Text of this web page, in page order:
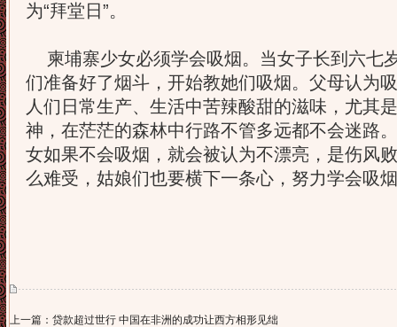
为“拜堂日”。
柬埔寨少女必须学会吸烟。当女子长到六七
们准备好了烟斗，开始教她们吸烟。父母认为
人们日常生产、生活中苦辣酸甜的滋味，尤其
神，在茫茫的森林中行路不管多远都不会迷路
女如果不会吸烟，就会被认为不漂亮，是伤风
么难受，姑娘们也要横下一条心，努力学会吸
上一篇：贷款超过世行 中国在非洲的成功让西方相形见绌